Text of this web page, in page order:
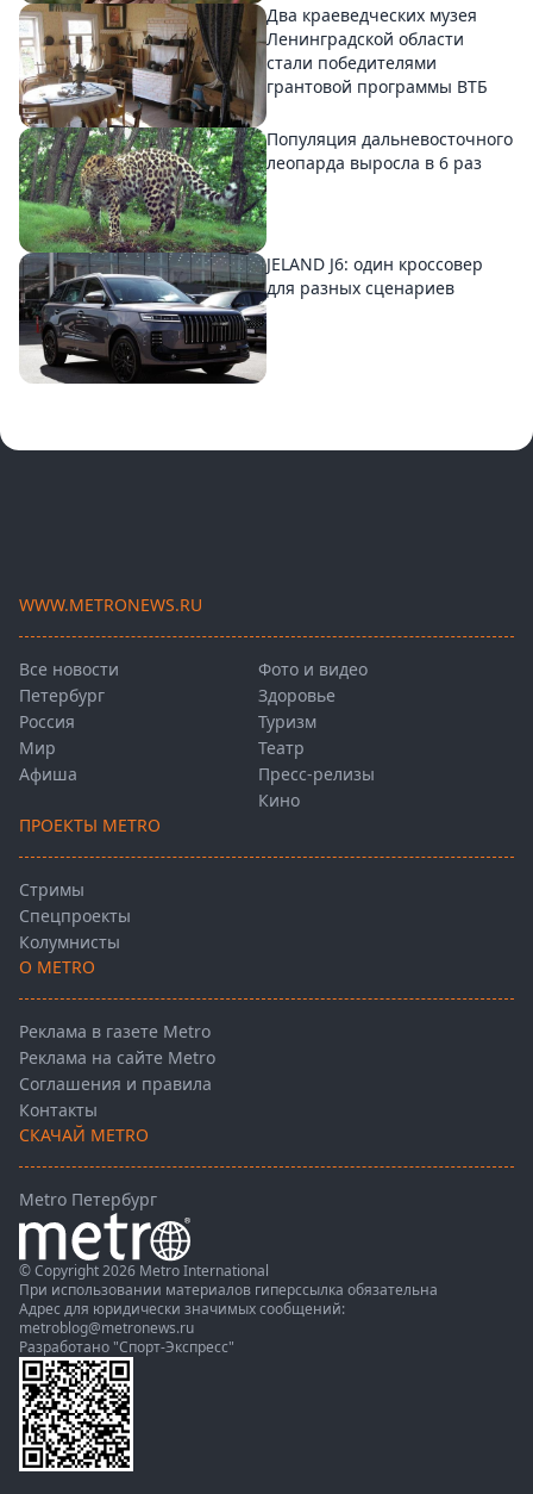
Два краеведческих музея
Ленинградской области
стали победителями
грантовой программы ВТБ
Популяция дальневосточного
леопарда выросла в 6 раз
JELAND J6: один кроссовер
для разных сценариев
WWW.METRONEWS.RU
Все новости
Петербург
Россия
Мир
Афиша
Фото и видео
Здоровье
Туризм
Театр
Пресс-релизы
Кино
ПРОЕКТЫ METRO
Стримы
Спецпроекты
Колумнисты
О METRO
Реклама в газете Metro
Реклама на сайте Metro
Соглашения и правила
Контакты
СКАЧАЙ METRO
Metro Петербург
© Copyright 2026 Metro International
При использовании материалов гиперссылка обязательна
Адрес для юридически значимых сообщений:
metroblog@metronews.ru
Разработано "Спорт-Экспресс"